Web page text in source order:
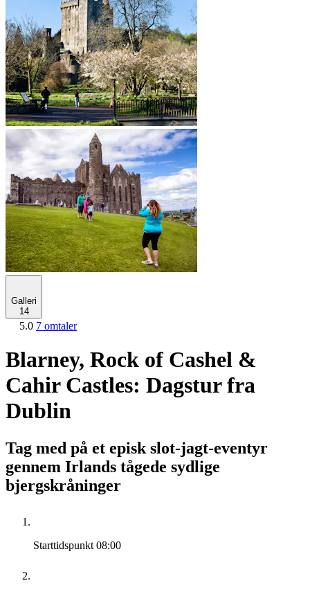
Galleri
14
5.0 7 omtaler
Blarney, Rock of Cashel &
Cahir Castles: Dagstur fra
Dublin
Tag med på et episk slot-jagt-eventyr
gennem Irlands tågede sydlige
bjergskråninger
Starttidspunkt 08:00